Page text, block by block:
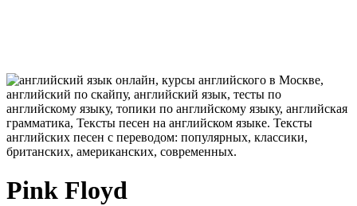
Pink Floyd